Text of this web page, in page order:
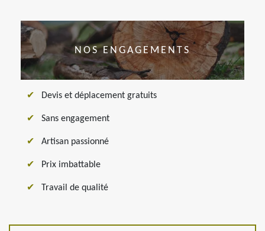
NOS ENGAGEMENTS
Devis et déplacement gratuits
Sans engagement
Artisan passionné
Prix imbattable
Travail de qualité